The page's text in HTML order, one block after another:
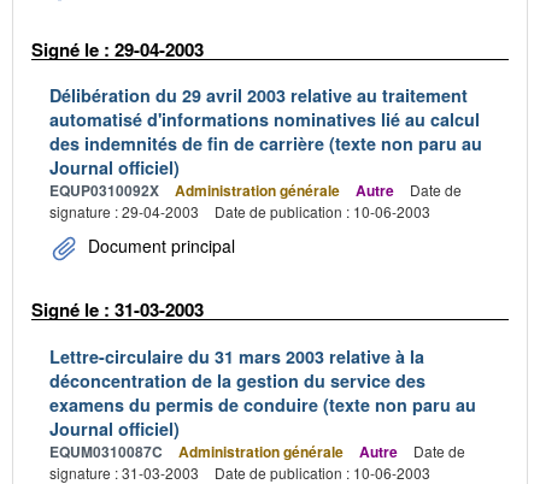
Signé le : 29-04-2003
Délibération du 29 avril 2003 relative au traitement
automatisé d'informations nominatives lié au calcul
des indemnités de fin de carrière (texte non paru au
Journal officiel)
EQUP0310092X Administration générale Autre
Date de
signature : 29-04-2003
Date de publication : 10-06-2003
Document principal
Signé le : 31-03-2003
Lettre-circulaire du 31 mars 2003 relative à la
déconcentration de la gestion du service des
examens du permis de conduire (texte non paru au
Journal officiel)
EQUM0310087C Administration générale Autre
Date de
signature : 31-03-2003
Date de publication : 10-06-2003